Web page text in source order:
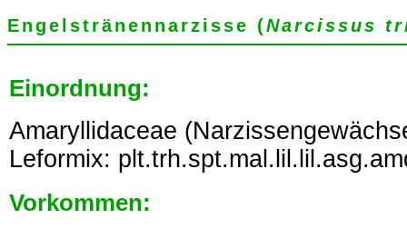
Engelstränennarzisse (Narcissus
Einordnung:
Amaryllidaceae
Leformix:
Vorkommen: